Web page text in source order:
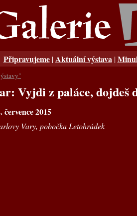
Připravujeme|Aktuální výstava |
Vyjdi z paláce, dojdeš
2015
Vary, pobočka Letohrádek